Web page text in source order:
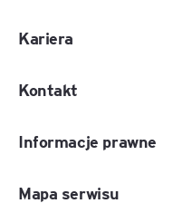
Kariera
Kontakt
Informacje prawne
Mapa serwisu